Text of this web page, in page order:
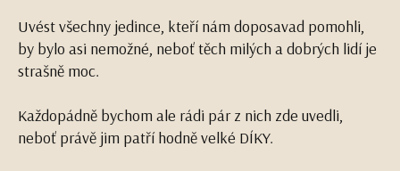
Uvést všechny jedince, kteří nám doposavad pomohli,
by bylo asi nemožné, neboť těch milých a dobrých lidí je
strašně moc.
Každopádně bychom ale rádi pár z nich zde uvedli,
neboť právě jim patří hodně velké DÍKY.